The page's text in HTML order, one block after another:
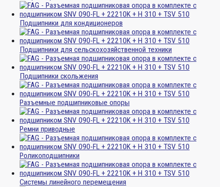
Подшипники для кондиционеров
Подшипники для сельскохозяйственной техники
Подшипники скольжения
Разъемные подшипниковые опоры
Ремни приводные
Роликоподшипники
Системы линейного перемещения